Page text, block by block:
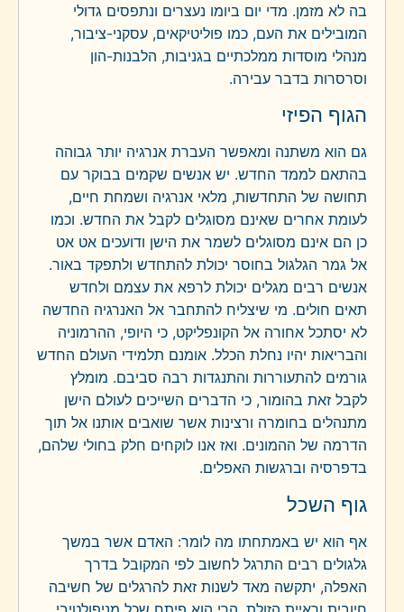
בה לא מזמן. מדי יום ביומו נעצרים ונתפסים גדולי
המובילים את העם, כמו פוליטיקאים, עסקני-ציבור,
מנהלי מוסדות ממלכתיים בגניבות, הלבנות-הון
וסרסרות בדבר עבירה.
הגוף הפיזי
גם הוא משתנה ומאפשר העברת אנרגיה יותר גבוהה
בהתאם לממד החדש. יש אנשים שקמים בבוקר עם
תחושה של התחדשות, מלאי אנרגיה ושמחת חיים,
לעומת אחרים שאינם מסוגלים לקבל את החדש. וכמו
כן הם אינם מסוגלים לשמר את הישן ודועכים אט אט
אל גמר הגלגול בחוסר יכולת להתחדש ולתפקד באור.
אנשים רבים מגלים יכולת לרפא את עצמם ולחדש
תאים חולים. מי שיצליח להתחבר אל האנרגיה החדשה
לא יסתכל אחורה אל הקונפליקט, כי היופי, ההרמוניה
והבריאות יהיו נחלת הכלל. אומנם תלמידי העולם החדש
גורמים להתעוררות והתנגדות רבה סביבם. מומלץ
לקבל זאת בהומור, כי הדברים השייכים לעולם הישן
מתנהלים בחומרה ורצינות אשר שואבים אותנו אל תוך
הדרמה של ההמונים. ואז אנו לוקחים חלק בחולי שלהם,
בדפרסיה וברגשות האפלים.
גוף השכל
אף הוא יש באמתחתו מה לומר: האדם אשר במשך
גלגולים רבים התרגל לחשוב לפי המקובל בדרך
האפלה, יתקשה מאד לשנות זאת להרגלים של חשיבה